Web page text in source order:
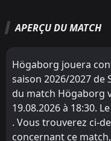
FT
11:00
10Jul
Osters
Lyngby
FT
13:30
10Jun
Osters
APERÇU DU MATCH
Högaborg jouera
saison 2026/2027 de
du match Högaborg
19.08.2026 à 18:30.
. Vous trouverez ci-
concernant ce